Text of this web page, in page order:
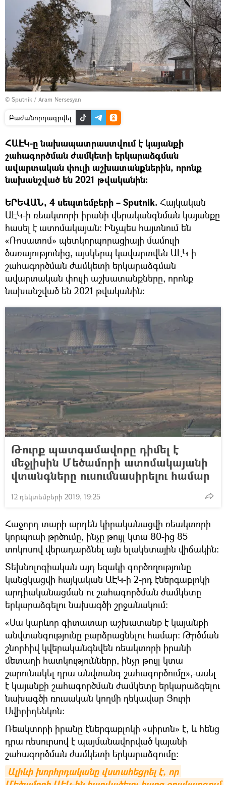
© Sputnik / Aram Nersesyan
Բաժանորդագրվել
ՀԱԷԿ-ը նախապատրաստվում է կայանքի
շահագործման ժամկետի երկարաձգման
ավարտական փուլի աշխատանքներին, որոնք
նախանշված են 2021 թվականին։
ԵՐԵՎԱՆ, 4 սեպտեմբերի – Sputnik. Հայկական
ԱԷԿ-ի ռեակտորի իրանի վերականգնման կայանքը
հասել է ատոմակայան: Ինչպես հայտնում են
«Ռոսատոմ» պետկորպորացիայի մամուլի
ծառայությունից, այսկերպ կավարտվեն ԱԷԿ-ի
շահագործման ժամկետի երկարաձգման
ավարտական փուլի աշխատանքները, որոնք
նախանշված են 2021 թվականին։
Թուրք պատգամավորը դիմել է
մեջլիսին Մեծամորի ատոմակայանի
վտանգները ուսումնասիրելու համար
12 դեկտեմբերի 2019, 19:25
Հաջորդ տարի արդեն կիրականացվի ռեակտորի
կորպուսի թրծումը, ինչը թույլ կտա 80-ից 85
տոկոսով վերադարձնել այն ելակետային վիճակին։
Տեխնոլոգիական այդ եզակի գործողությունը
կանցկացվի հայկական ԱԷԿ-ի 2-րդ էներգաբլոկի
արդիականացման ու շահագործման ժամկետը
երկարաձգելու նախագծի շրջանակում։
«Սա կարևոր գիտատար աշխատանք է կայանքի
անվտանգությունը բարձրացնելու համար։ Թրծման
շնորհիվ կվերականգնվեն ռեակտորի իրանի
մետաղի հատկությունները, ինչը թույլ կտա
շարունակել դրա անվտանգ շահագործումը»,-ասել
է կայանքի շահագործման ժամկետը երկարաձգելու
նախագծի ռուսական կողմի ղեկավար Յուրի
Սվիրիդենկոն։
Ռեակտորի իրանը էներգաբլոկի «սիրտն» է, և հենց
դրա ռեսուրսով է պայմանավորված կայանի
շահագործման ժամկետի երկարաձգումը։
Ալիևի խորհրդականը վստահեցրել է, որ